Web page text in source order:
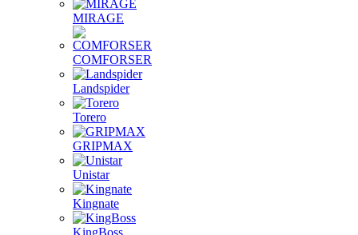
MIRAGE
COMFORSER
Landspider
Torero
GRIPMAX
Unistar
Kingnate
KingBoss